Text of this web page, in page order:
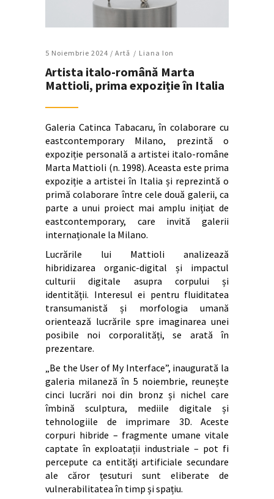
5 Noiembrie 2024 / Artǎ Liana Ion
Artista italo-română Marta
Mattioli, prima expoziție în Italia
Galeria Catinca Tabacaru, în colaborare cu
eastcontemporary Milano, prezintă o
expoziție personală a artistei italo-române
Marta Mattioli (n. 1998). Aceasta este prima
expoziție a artistei în Italia și reprezintă o
primă colaborare între cele două galerii, ca
parte a unui proiect mai amplu inițiat de
eastcontemporary, care invită galerii
internaționale la Milano.
Lucrările lui Mattioli analizează
hibridizarea organic-digital și impactul
culturii digitale asupra corpului și
identității. Interesul ei pentru fluiditatea
transumanistă și morfologia umană
orientează lucrările spre imaginarea unei
posibile noi corporalități, se arată în
prezentare.
„Be the User of My Interface”, inaugurată la
galeria milaneză în 5 noiembrie, reunește
cinci lucrări noi din bronz și nichel care
îmbină sculptura, mediile digitale și
tehnologiile de imprimare 3D. Aceste
corpuri hibride – fragmente umane vitale
captate în exploatații industriale – pot fi
percepute ca entități artificiale secundare
ale căror țesuturi sunt eliberate de
vulnerabilitatea în timp și spațiu.